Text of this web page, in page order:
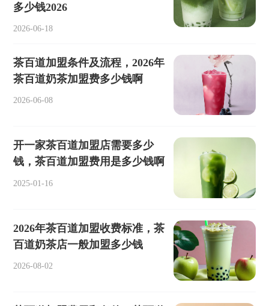
多少钱2026
2026-06-18
茶百道加盟条件及流程，2026年
茶百道奶茶加盟费多少钱啊
2026-06-08
开一家茶百道加盟店需要多少
钱，茶百道加盟费用是多少钱啊
2025-01-16
2026年茶百道加盟收费标准，茶
百道奶茶店一般加盟多少钱
2026-08-02